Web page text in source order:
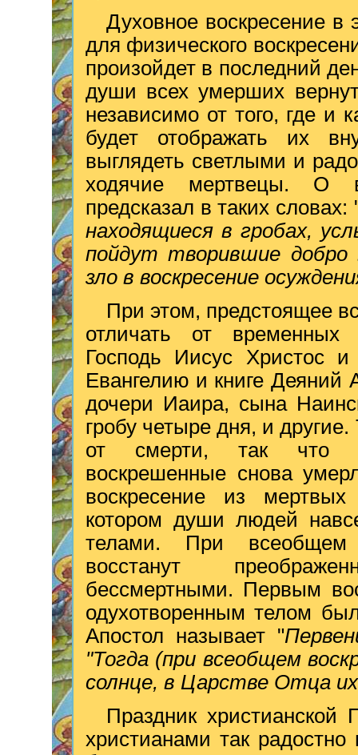
Духовное воскресение
для физического
произойдет в последний
души всех умерших
независимо от того, где и
будет отображать их
выглядеть светлыми и
ходячие мертвецы. О
предсказал в таких словах:
находящиеся в гробах,
пойдут творившие добро
зло в воскресение
При этом, предстоящее
отличать от временных
Господь Иисус Христос и
Евангелию и книге Деяний
дочери Иаира, сына
гробу четыре дня, и
от смерти, так что
воскрешенные снова
воскресение из
котором души людей
телами. При всеобщем
восстанут
бессмертными. Первым
одухотворенным телом
Апостол называет "
"Тогда (при всеобщем
солнце, в Царстве Отца их
Праздник христианской
христианами так